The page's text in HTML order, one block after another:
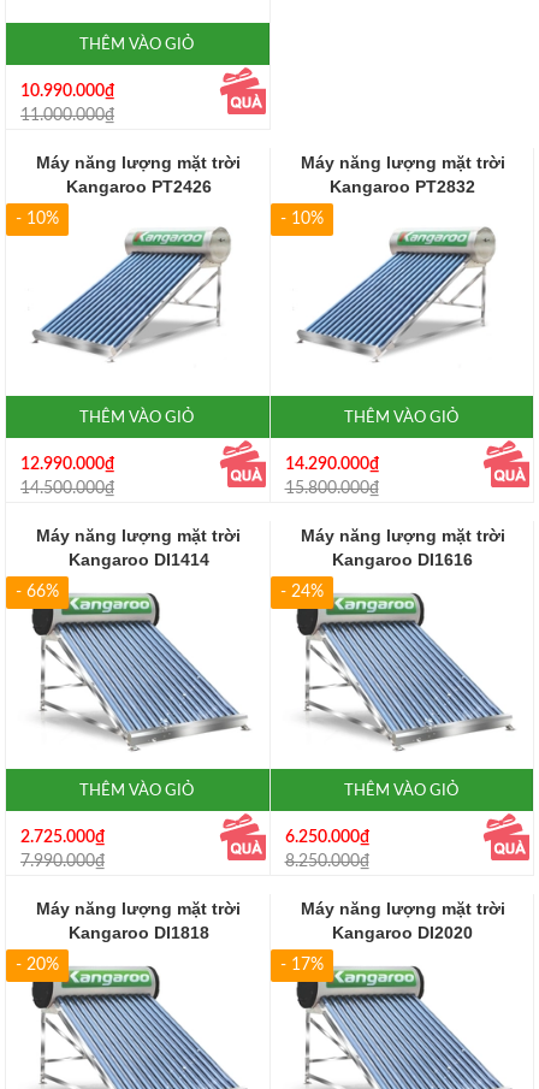
THÊM VÀO GIỎ
10.990.000₫
11.000.000₫
Máy năng lượng mặt trời
Kangaroo PT2426
- 10%
THÊM VÀO GIỎ
12.990.000₫
14.500.000₫
Máy năng lượng mặt trời
Kangaroo PT2832
- 10%
THÊM VÀO GIỎ
14.290.000₫
15.800.000₫
Máy năng lượng mặt trời
Kangaroo DI1414
- 66%
THÊM VÀO GIỎ
2.725.000₫
7.990.000₫
Máy năng lượng mặt trời
Kangaroo DI1616
- 24%
THÊM VÀO GIỎ
6.250.000₫
8.250.000₫
Máy năng lượng mặt trời
Kangaroo DI1818
- 20%
Máy năng lượng mặt trời
Kangaroo DI2020
- 17%